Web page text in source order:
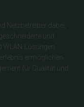
Netzbetreiber dabei,
und
WLAN-Lösungen
ermöglichen.
für Qualität und